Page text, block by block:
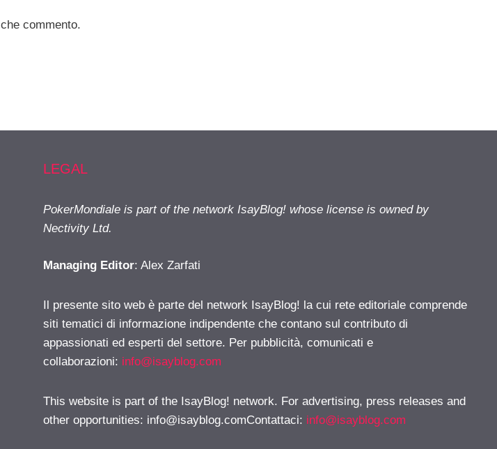
commento.
LEGAL
PokerMondiale is part of the network IsayBlog! whose license is owned by
Nectivity Ltd.
Managing Editor: Alex Zarfati
Il presente sito web è parte del network IsayBlog! la cui rete editoriale comprende
siti tematici di informazione indipendente che contano sul contributo di
appassionati ed esperti del settore. Per pubblicità, comunicati e
collaborazioni: info@isayblog.com
This website is part of the IsayBlog! network. For advertising, press releases and
other opportunities: info@isayblog.comContattaci: info@isayblog.com